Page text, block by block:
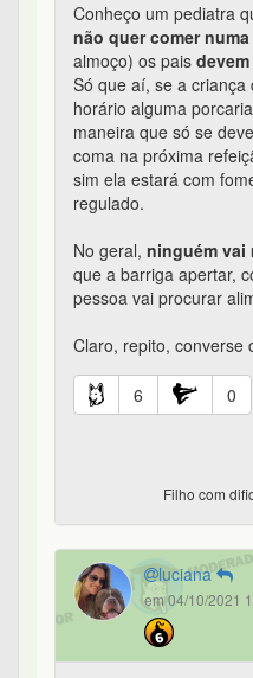
Conheço um pediatra
não quer comer
almoço) os pais
Só que aí, se a
horário alguma
maneira que só se
coma na próxima
sim ela estará com
regulado.
No geral, ninguém vai
que a barriga apertar,
pessoa vai procurar
Claro, repito, converse
6 0
Filho com
luciana
em 04/10/2021